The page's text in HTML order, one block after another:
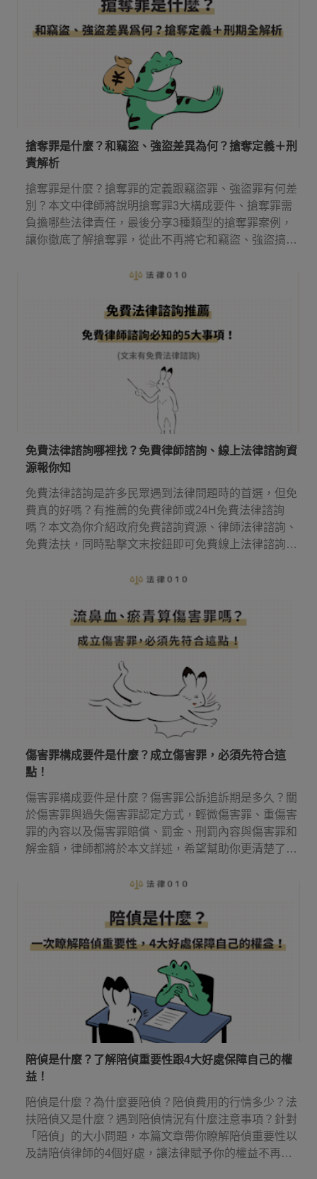
搶奪罪是什麼？和竊盜、強盜差異為何？搶奪定義＋刑
責解析
搶奪罪是什麼？搶奪罪的定義跟竊盜罪、強盜罪有何差
別？本文中律師將說明搶奪罪3大構成要件、搶奪罪需
負擔哪些法律責任，最後分享3種類型的搶奪罪案例，
讓你徹底了解搶奪罪，從此不再將它和竊盜、強盜搞
免費法律諮詢哪裡找？免費律師諮詢、線上法律諮詢資
源報你知
免費法律諮詢是許多民眾遇到法律問題時的首選，但免
費真的好嗎？有推薦的免費律師或24H免費法律諮詢
嗎？本文為你介紹政府免費諮詢資源、律師法律諮詢、
免費法扶，同時點擊文末按鈕即可免費線上法律諮詢，
傷害罪構成要件是什麼？成立傷害罪，必須先符合這
點！
傷害罪構成要件是什麼？傷害罪公訴追訴期是多久？關
於傷害罪與過失傷害罪認定方式，輕微傷害罪、重傷害
罪的內容以及傷害罪賠償、罰金、刑罰內容與傷害罪和
解金額，律師都將於本文詳述，希望幫助你更清楚了解
陪偵是什麼？了解陪偵重要性跟4大好處保障自己的權
益！
陪偵是什麼？為什麼要陪偵？陪偵費用的行情多少？法
扶陪偵又是什麼？遇到陪偵情況有什麼注意事項？針對
「陪偵」的大小問題，本篇文章帶你瞭解陪偵重要性以
及請陪偵律師的4個好處，讓法律賦予你的權益不再睡